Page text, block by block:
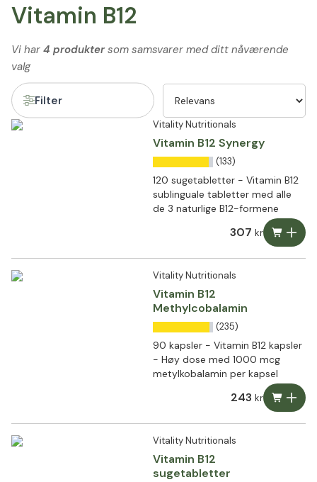
Vitamin B12
Vi har 4 produktersom samsvarer med ditt nåværende
valg
Filter
Vitality Nutritionals
Vitamin B12 Synergy
(133)
120 sugetabletter - Vitamin B12
sublinguale tabletter med alle
de 3 naturlige B12-formene
307 kr
Vitality Nutritionals
Vitamin B12
Methylcobalamin
(235)
90 kapsler - Vitamin B12 kapsler
- Høy dose med 1000 mcg
metylkobalamin per kapsel
243 kr
Vitality Nutritionals
Vitamin B12
sugetabletter